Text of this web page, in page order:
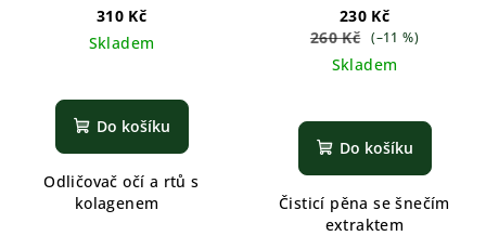
310 Kč
Skladem
Do košíku
Odličovač očí a rtů s
kolagenem
230 Kč
260 Kč (–11 %)
Skladem
Do košíku
Čisticí pěna se šnečím
extraktem